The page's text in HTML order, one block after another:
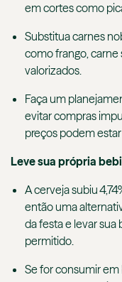
em cortes como
Substitua carnes
como frango,
valorizados.
Faça um
evitar compras
preços podem
Leve sua própria
A cerveja subiu
então uma
da festa e levar sua
permitido.
Se for consumir em